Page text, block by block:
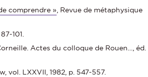
comprendre » , Revue de métaphysique
101.
Actes du colloque de Rouen…, éd.
vol. LXXVII, 1982, p. 547-557.